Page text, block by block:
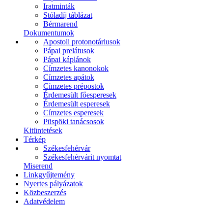
Iratminták
Stóladíj táblázat
Bérmarend
Dokumentumok
Apostoli protonotáriusok
Pápai prelátusok
Pápai káplánok
Címzetes kanonokok
Címzetes apátok
Címzetes prépostok
Érdemesült főesperesek
Érdemesült esperesek
Címzetes esperesek
Püspöki tanácsosok
Kitüntetések
Térkép
Székesfehérvár
Székesfehérvárit nyomtat
Miserend
Linkgyűjtemény
Nyertes pályázatok
Közbeszerzés
Adatvédelem